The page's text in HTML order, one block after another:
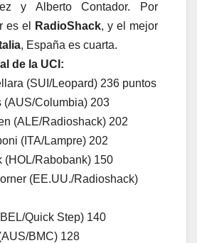
y Alberto Contador. Por
es el RadioShack, y el mejor
, España es cuarta.
de la UCI:
(SUI/Leopard) 236 puntos
(AUS/Columbia) 203
(ALE/Radioshack) 202
(ITA/Lampre) 202
(HOL/Rabobank) 150
(EE.UU./Radioshack)
Quick Step) 140
BMC) 128